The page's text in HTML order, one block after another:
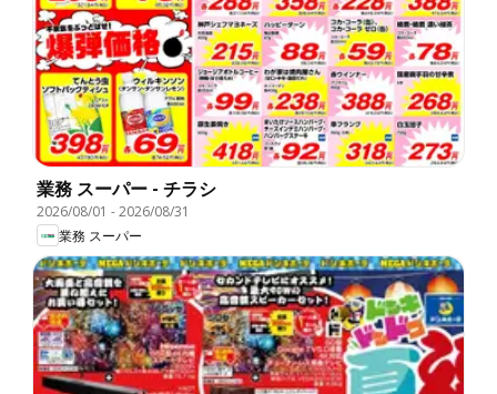
業務 スーパー - チラシ
2026/08/01 -2026/08/31
業務 スーパー